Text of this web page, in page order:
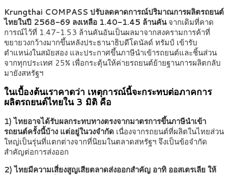
Krungthai COMPASS ปรับลดคาดการณ์ปริมาณการผลิตรถยนต์
ไทยในปี 2568-69 ลงเหลือ 1.40-1.45 ล้านคันจากเดิมที่คาด
การณ์ไว้ที่ 1.47-1.53 ล้านคันอันเป็นผลมาจากสงครามการค้าที่
ขยายวงกว้างมากขึ้นหลังประธานาธิบดีโดนัลด์ ทรัมป์ เข้ารับ
ตำแหน่งในสมัยสอง และประกาศขึ้นภาษีนำเข้ารถยนต์และชิ้นส่วน
จากทุกประเทศ 25% เพื่อกระตุ้นให้ค่ายรถยนต์ย้ายฐานการผลิตกลับ
มายังสหรัฐฯ
ในเบื้องต้นเราคาดว่า เหตุการณ์นี้จะกระทบต่อภาคการ
ผลิตรถยนต์ไทยใน 3 มิติ คือ
1) ไทยอาจได้รับผลกระทบทางตรงจากมาตรการขึ้นภาษีนำเข้า
รถยนต์ครั้งนี้บ้าง แต่อยู่ในวงจำกัด เนื่องจากรถยนต์ที่ผลิตในไทยส่วน
ใหญ่เป็นรุ่นที่แตกต่างจากที่นิยมในตลาดสหรัฐฯ จึงเป็นข้อจำกัด
สำคัญต่อการส่งออก
2) ไทยมีความเสี่ยงสูญเสียตลาดส่งออกสำคัญ อาทิ ออสเตรเลีย ให้